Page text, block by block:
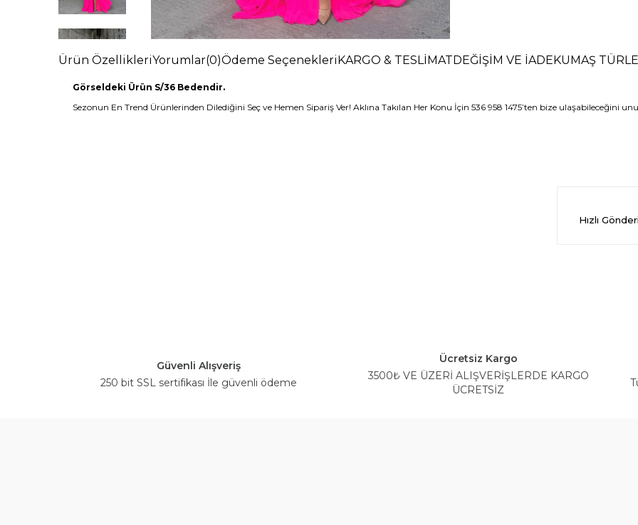
Ürün ÖzellikleriYorumlar(0)Ödeme Seçenekleri KARGO & TESLİMAT DEĞİŞİM VE İADE KUMAŞ
Görseldeki Ürün S/36 Bedendir.
Sezonun En Trend Ürünlerinden Dilediğini Seç ve Hemen Sipariş Ver! Aklına Takılan Her Konu İçin 536 958 1475’ten bize ulaşabileceğini
Hızlı
Güvenli Alışveriş
250 bit SSL sertifikası İle güvenli ödeme
Ücretsiz Kargo
3500₺ VE ÜZERİ ALIŞVERİŞLERDE KARGO
ÜCRETSİZ